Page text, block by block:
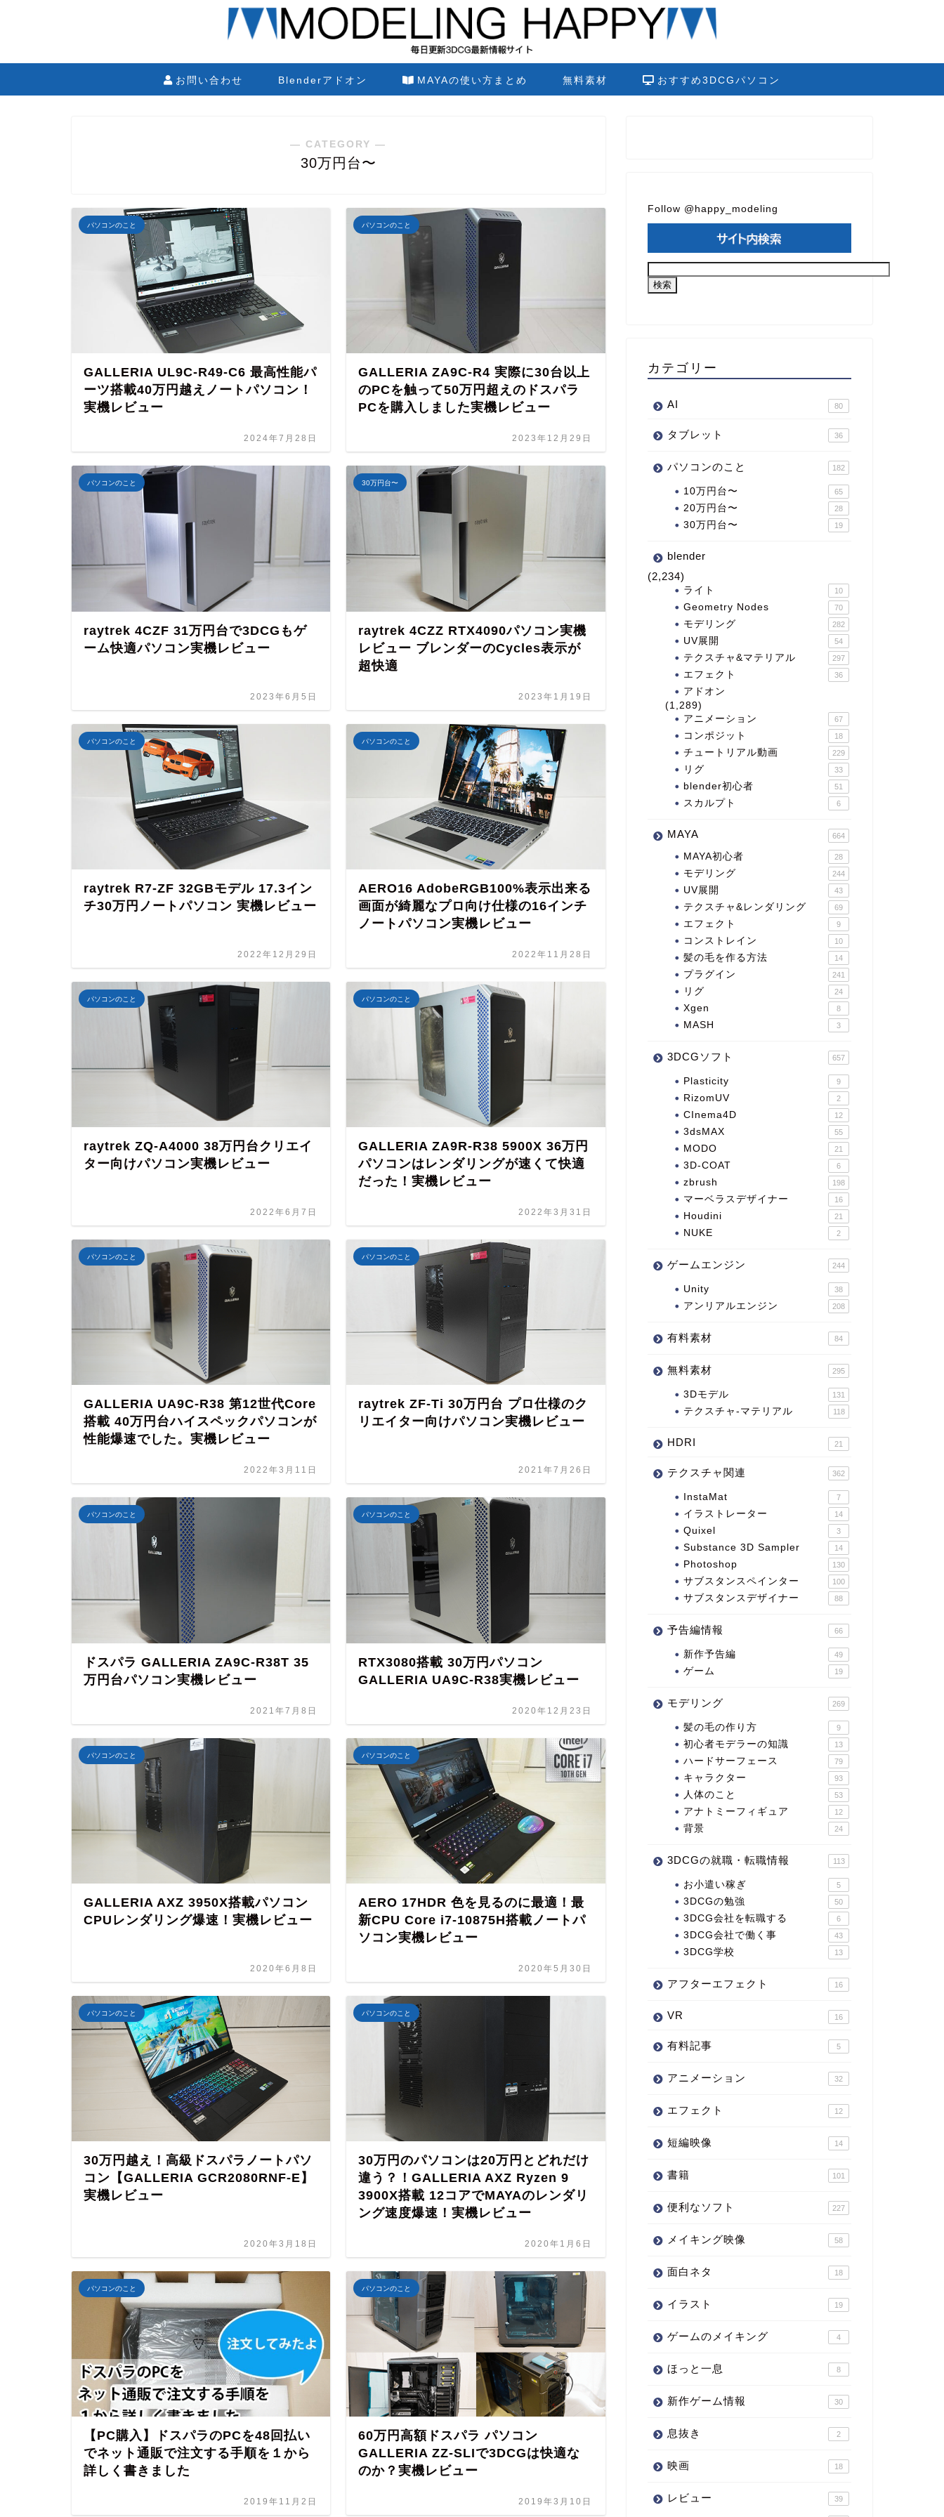
お問い合わせ Blenderアドオン MAYAの使い方まとめ 無料素材 おすすめ3DCGパソコン
― CATEGORY ―
30万円台〜
パソコンのこと
GALLERIA UL9C-R49-C6 最高性能パ
ーツ搭載40万円越えノートパソコン！
実機レビュー
2024年7月28日
パソコンのこと
GALLERIA ZA9C-R4 実際に30台以上
のPCを触って50万円超えのドスパラ
PCを購入しました実機レビュー
2023年12月29日
パソコンのこと
raytrek 4CZF 31万円台で3DCGもゲ
ーム快適パソコン実機レビュー
2023年6月5日
30万円台〜
raytrek 4CZZ RTX4090パソコン実機
レビュー ブレンダーのCycles表示が
超快適
2023年1月19日
パソコンのこと
raytrek R7-ZF 32GBモデル 17.3イン
チ30万円ノートパソコン 実機レビュー
2022年12月29日
パソコンのこと
AERO16 AdobeRGB100%表示出来る
画面が綺麗なプロ向け仕様の16インチ
ノートパソコン実機レビュー
2022年11月28日
パソコンのこと
raytrek ZQ-A4000 38万円台クリエイ
ター向けパソコン実機レビュー
2022年6月7日
パソコンのこと
GALLERIA ZA9R-R38 5900X 36万円
パソコンはレンダリングが速くて快適
だった！実機レビュー
2022年3月31日
パソコンのこと
GALLERIA UA9C-R38 第12世代Core
搭載 40万円台ハイスペックパソコンが
性能爆速でした。実機レビュー
2022年3月11日
パソコンのこと
raytrek ZF-Ti 30万円台 プロ仕様のク
リエイター向けパソコン実機レビュー
2021年7月26日
パソコンのこと
ドスパラ GALLERIA ZA9C-R38T 35
万円台パソコン実機レビュー
2021年7月8日
パソコンのこと
RTX3080搭載 30万円パソコン
GALLERIA UA9C-R38実機レビュー
2020年12月23日
パソコンのこと
GALLERIA AXZ 3950X搭載パソコン
CPUレンダリング爆速！実機レビュー
2020年6月8日
パソコンのこと
AERO 17HDR 色を見るのに最適！最
新CPU Core i7-10875H搭載ノートパ
ソコン実機レビュー
2020年5月30日
パソコンのこと
30万円越え！高級ドスパラノートパソ
コン【GALLERIA GCR2080RNF-E】
実機レビュー
2020年3月18日
パソコンのこと
30万円のパソコンは20万円とどれだけ
違う？！GALLERIA AXZ Ryzen 9
3900X搭載 12コアでMAYAのレンダリ
ング速度爆速！実機レビュー
2020年1月6日
パソコンのこと
【PC購入】ドスパラのPCを48回払い
でネット通販で注文する手順を１から
詳しく書きました
2019年11月2日
パソコンのこと
60万円高額ドスパラ パソコン
GALLERIA ZZ-SLIで3DCGは快適な
のか？実機レビュー
2019年3月10日
Follow @happy_modeling
カテゴリー
AI 80
タブレット 36
パソコンのこと 182
10万円台〜 65
20万円台〜 28
30万円台〜 19
blender
(2,234)
ライト 10
Geometry Nodes 70
モデリング 282
UV展開 54
テクスチャ&マテリアル 297
エフェクト 36
アドオン
(1,289)
アニメーション
67
コンポジット 18
チュートリアル動画 229
リグ 33
blender初心者 51
スカルプト 6
MAYA 664
MAYA初心者 28
モデリング 244
UV展開 43
テクスチャ&レンダリング 69
エフェクト 9
コンストレイン 10
髪の毛を作る方法 14
プラグイン 241
リグ 24
Xgen 8
MASH 3
3DCGソフト 657
Plasticity 9
RizomUV 2
CInema4D 12
3dsMAX 55
MODO 21
3D-COAT 6
zbrush 198
マーベラスデザイナー 16
Houdini 21
NUKE 2
ゲームエンジン 244
Unity 38
アンリアルエンジン 208
有料素材 84
無料素材 295
3Dモデル 131
テクスチャ-マテリアル 118
HDRI 21
テクスチャ関連 362
InstaMat 7
イラストレーター 14
Quixel 3
Substance 3D Sampler 14
Photoshop 130
サブスタンスペインター 100
サブスタンスデザイナー 88
予告編情報 66
新作予告編 49
ゲーム 19
モデリング 269
髪の毛の作り方 9
初心者モデラーの知識 13
ハードサーフェース 79
キャラクター 93
人体のこと 53
アナトミーフィギュア 12
背景 24
3DCGの就職・転職情報 113
お小遣い稼ぎ 5
3DCGの勉強 50
3DCG会社を転職する 6
3DCG会社で働く事 43
3DCG学校 13
アフターエフェクト 16
VR 16
有料記事 5
アニメーション 32
エフェクト 12
短編映像 14
書籍 101
便利なソフト 227
メイキング映像 58
面白ネタ 18
イラスト 19
ゲームのメイキング 4
ほっと一息 8
新作ゲーム情報 30
息抜き 2
映画 18
レビュー 39